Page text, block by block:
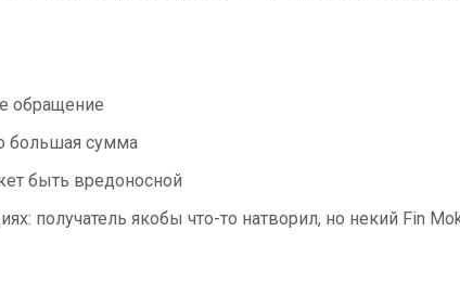
обращение
большая сумма
быть вредоносной
получатель якобы что-то натворил, но некий Fin